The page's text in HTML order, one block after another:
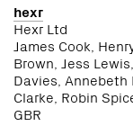
hexr
Hexr Ltd
James Cook,
Brown, Jess
Davies, Annebeth
Clarke, Robin
GBR